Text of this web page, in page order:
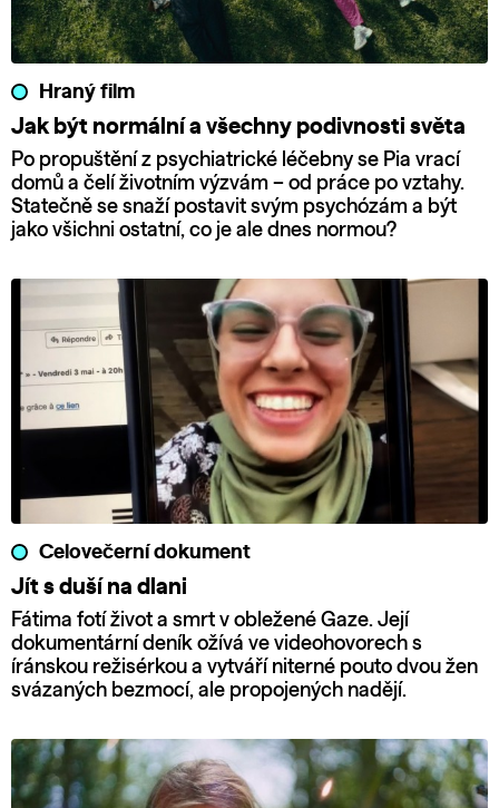
Hraný film
Jak být normální a všechny podivnosti světa
Po propuštění z psychiatrické léčebny se Pia vrací
domů a čelí životním výzvám – od práce po vztahy.
Statečně se snaží postavit svým psychózám a být
jako všichni ostatní, co je ale dnes normou?
Celovečerní dokument
Jít s duší na dlani
Fátima fotí život a smrt v obležené Gaze. Její
dokumentární deník ožívá ve videohovorech s
íránskou režisérkou a vytváří niterné pouto dvou žen
svázaných bezmocí, ale propojených nadějí.